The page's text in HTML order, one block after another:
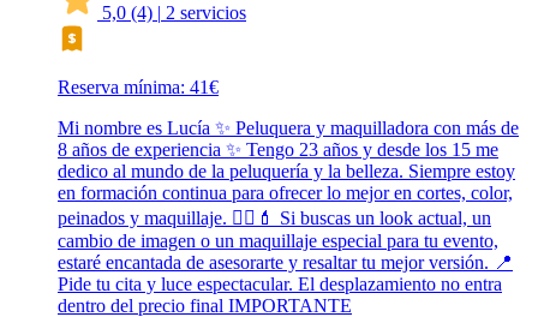
5,0 (4) | 2 servicios
Reserva mínima: 41€
Mi nombre es Lucía ✨ Peluquera y maquilladora con más de
8 años de experiencia ✨ Tengo 23 años y desde los 15 me
dedico al mundo de la peluquería y la belleza. Siempre estoy
en formación continua para ofrecer lo mejor en cortes, color,
peinados y maquillaje. 💇‍♀️💄 Si buscas un look actual, un
cambio de imagen o un maquillaje especial para tu evento,
estaré encantada de asesorarte y resaltar tu mejor versión. 📍
Pide tu cita y luce espectacular. El desplazamiento no entra
dentro del precio final IMPORTANTE